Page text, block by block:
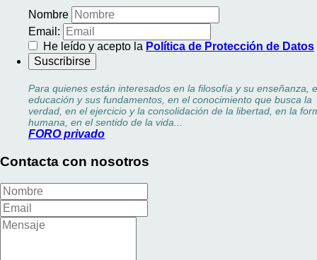
Nombre
Email:
He leído y acepto la Política de Protección de Datos
Para quienes están interesados en la filosofía y su enseñanza,
educación y sus fundamentos, en el conocimiento que busca la
verdad, en el ejercicio y la consolidación de la libertad, en la
humana, en el sentido de la vida...
FORO privado
Contacta con nosotros